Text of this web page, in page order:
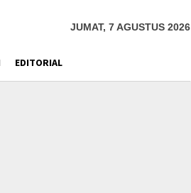
JUMAT, 7 AGUSTUS 2026
EDITORIAL